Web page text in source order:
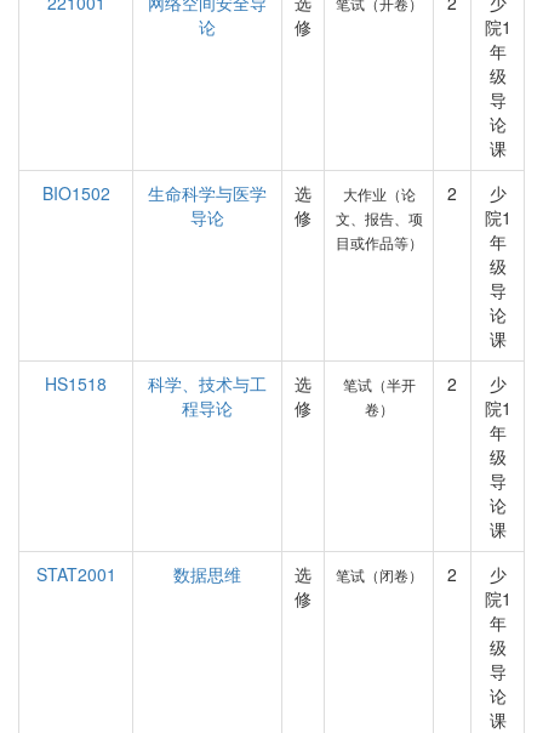
论
修
院1
年
级
导
论
课
BIO1502
生命科学与医学
导论
选
修
大作业（论
文、报告、项
目或作品等）
2
少
院1
年
级
导
论
课
HS1518
科学、技术与工
程导论
选
修
笔试（半开
卷）
2
少
院1
年
级
导
论
课
STAT2001
数据思维
选
修
笔试（闭卷） 2
少
院1
年
级
导
论
课